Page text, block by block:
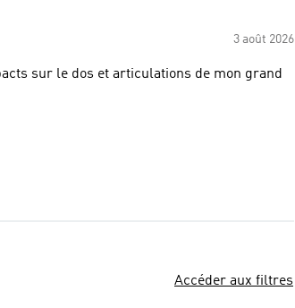
3 août 2026
sur le dos et articulations de mon grand
Accéder aux filtres